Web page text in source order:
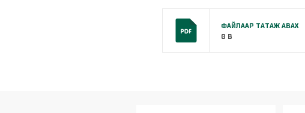
ФАЙЛААР ТАТАЖ АВАХ
0 B